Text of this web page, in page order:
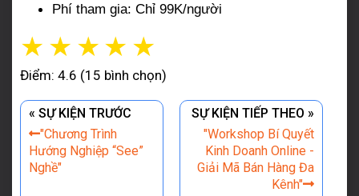
Phí tham gia: Chỉ 99K/người
☆
☆
☆
☆
☆
Điểm: 4.6 (15 bình chọn)
« SỰ KIỆN TRƯỚC
"Chương Trình
Hướng Nghiệp “See”
Nghề"
SỰ KIỆN TIẾP THEO »
"Workshop Bí Quyết
Kinh Doanh Online -
Giải Mã Bán Hàng Đa
Kênh"